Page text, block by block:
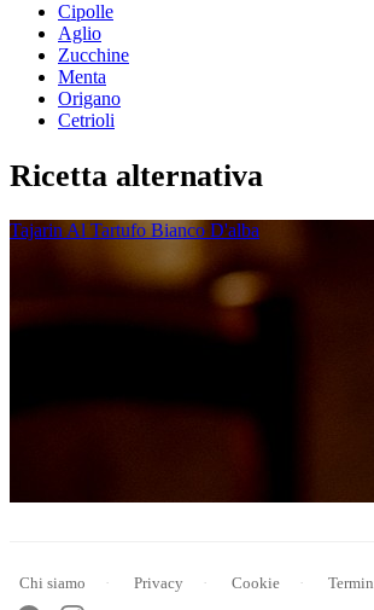
Cipolle
Aglio
Zucchine
Menta
Origano
Cetrioli
Ricetta alternativa
Tajarin Al Tartufo Bianco D'alba
Chi siamo Privacy Cookie